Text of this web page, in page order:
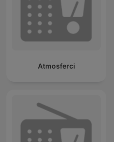
Atmosferci